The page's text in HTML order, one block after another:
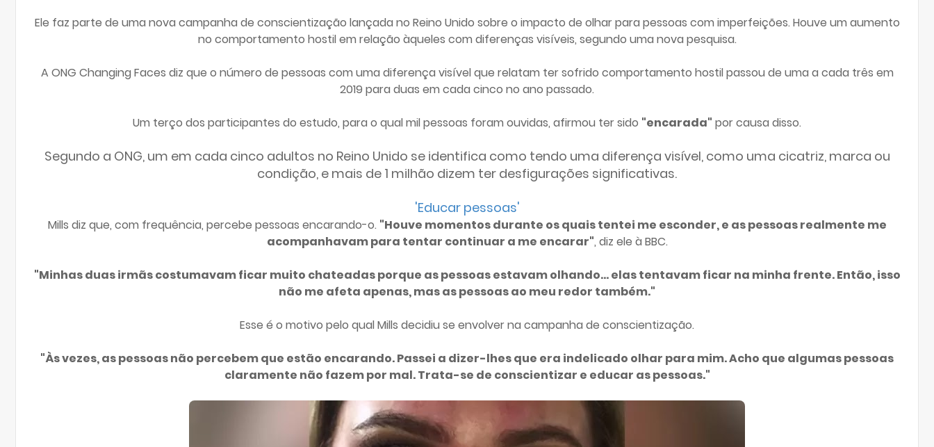
Ele faz parte de uma nova campanha de conscientização lançada no Reino Unido sobre o impacto de olhar para pessoas com imperfeições. Houve um aumento
no comportamento hostil em relação àqueles com diferenças visíveis, segundo uma nova pesquisa.
A ONG Changing Faces diz que o número de pessoas com uma diferença visível que relatam ter sofrido comportamento hostil passou de uma a cada três em
2019 para duas em cada cinco no ano passado.
Um terço dos participantes do estudo, para o qual mil pessoas foram ouvidas, afirmou ter sido "encarada" por causa disso.
Segundo a ONG, um em cada cinco adultos no Reino Unido se identifica como tendo uma diferença visível, como uma cicatriz, marca ou
condição, e mais de 1 milhão dizem ter desfigurações significativas.
'Educar pessoas'
Mills diz que, com frequência, percebe pessoas encarando-o. "Houve momentos durante os quais tentei me esconder, e as pessoas realmente me
acompanhavam para tentar continuar a me encarar", diz ele à BBC.
"Minhas duas irmãs costumavam ficar muito chateadas porque as pessoas estavam olhando... elas tentavam ficar na minha frente. Então, isso
não me afeta apenas, mas as pessoas ao meu redor também."
Esse é o motivo pelo qual Mills decidiu se envolver na campanha de conscientização.
"Às vezes, as pessoas não percebem que estão encarando. Passei a dizer-lhes que era indelicado olhar para mim. Acho que algumas pessoas
claramente não fazem por mal. Trata-se de conscientizar e educar as pessoas."